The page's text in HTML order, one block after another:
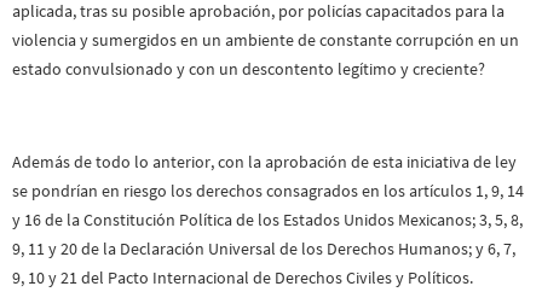
aplicada, tras su posible aprobación, por policías capacitados para la
violencia y sumergidos en un ambiente de constante corrupción en un
estado convulsionado y con un descontento legítimo y creciente?
Además de todo lo anterior, con la aprobación de esta iniciativa de ley
se pondrían en riesgo los derechos consagrados en los artículos 1, 9, 14
y 16 de la Constitución Política de los Estados Unidos Mexicanos; 3, 5, 8,
9, 11 y 20 de la Declaración Universal de los Derechos Humanos; y 6, 7,
9, 10 y 21 del Pacto Internacional de Derechos Civiles y Políticos.